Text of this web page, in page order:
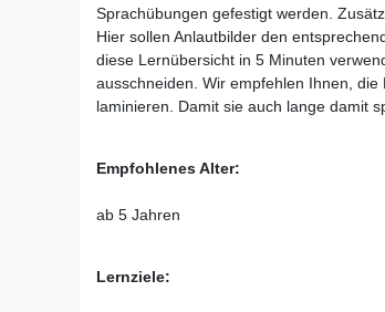
Sprachübungen gefestigt werden.
Hier sollen Anlautbilder den
diese Lernübersicht in 5 Minuten
ausschneiden. Wir empfehlen Ihnen,
laminieren. Damit sie auch lange damit
Empfohlenes Alter:
ab 5 Jahren
Lernziele: